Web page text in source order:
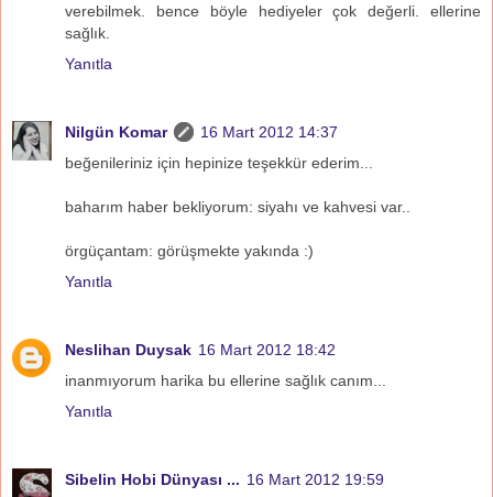
verebilmek. bence böyle hediyeler çok değerli. ellerine
sağlık.
Yanıtla
Nilgün Komar
16 Mart 2012 14:37
beğenileriniz için hepinize teşekkür ederim...
baharım haber bekliyorum: siyahı ve kahvesi var..
örgüçantam: görüşmekte yakında :)
Yanıtla
Neslihan Duysak 16 Mart 2012 18:42
inanmıyorum harika bu ellerine sağlık canım...
Yanıtla
Sibelin Hobi Dünyası ... 16 Mart 2012 19:59